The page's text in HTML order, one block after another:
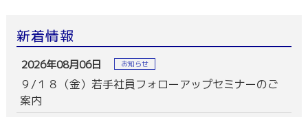
新着情報
2026年08月06日 お知らせ
９/１８（金）若手社員フォローアップセミナーのご
案内